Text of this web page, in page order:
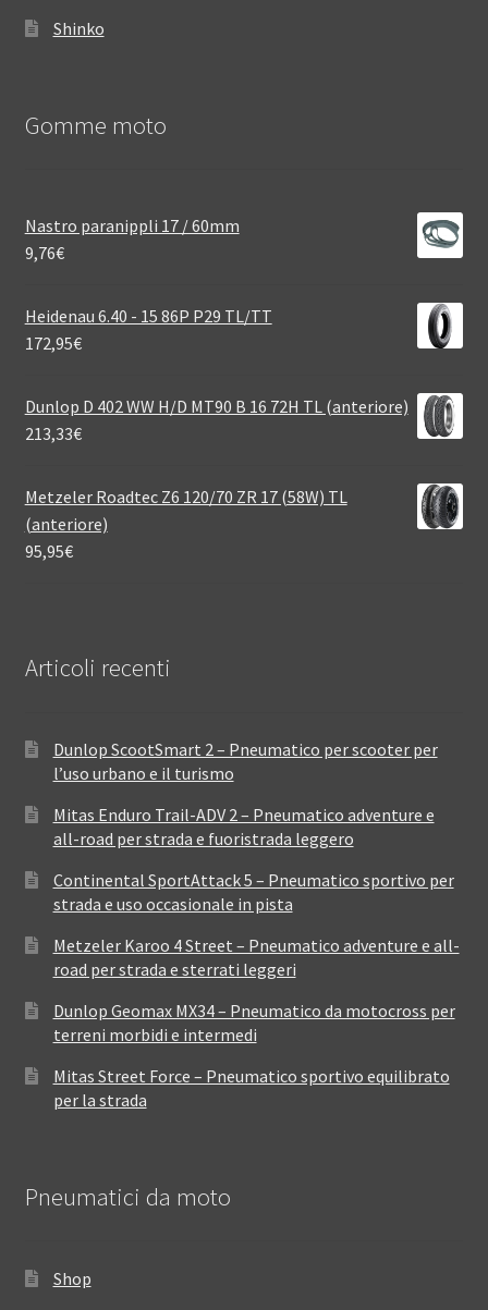
Shinko
Gomme moto
Nastro paranippli 17 / 60mm
9,76€
Heidenau 6.40 - 15 86P P29 TL/TT
172,95€
Dunlop D 402 WW H/D MT90 B 16 72H TL (anteriore)
213,33€
Metzeler Roadtec Z6 120/70 ZR 17 (58W) TL
(anteriore)
95,95€
Articoli recenti
Dunlop ScootSmart 2 – Pneumatico per scooter per
l’uso urbano e il turismo
Mitas Enduro Trail-ADV 2 – Pneumatico adventure e
all-road per strada e fuoristrada leggero
Continental SportAttack 5 – Pneumatico sportivo per
strada e uso occasionale in pista
Metzeler Karoo 4 Street – Pneumatico adventure e all-
road per strada e sterrati leggeri
Dunlop Geomax MX34 – Pneumatico da motocross per
terreni morbidi e intermedi
Mitas Street Force – Pneumatico sportivo equilibrato
per la strada
Pneumatici da moto
Shop